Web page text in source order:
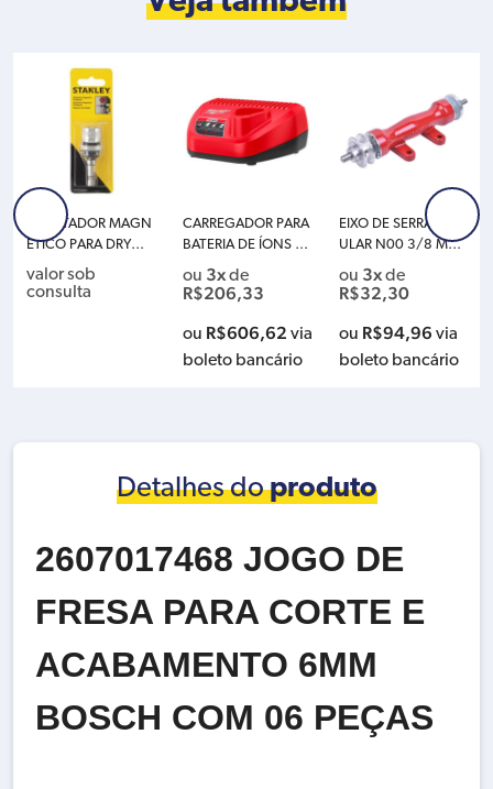
ADAPTADOR MAGN
ETICO PARA DRYWA
LL 1/4″ STANLEY ST
HT05926LA
valor sob
consulta
CARREGADOR PARA
BATERIA DE ÍONS DE
LÍTIO DE 12V M12 MI
LWAUKEE 48-2559
ou 3xde
R$206,33
ou R$606,62 via
boleto bancário
EIXO DE SERRA CIRC
ULAR N00 3/8 MOT
OMIL ESC-00
ou 3xde
R$32,30
ou R$94,96 via
boleto bancário
Detalhes doproduto
2607017468 JOGO DE
FRESA PARA CORTE E
ACABAMENTO 6MM
BOSCH COM 06 PEÇAS